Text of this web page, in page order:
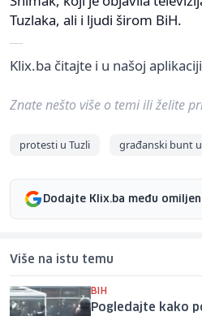
Tuzlaka, ali i ljudi širom BiH.
Klix.ba čitajte i u našoj
Znate nešto više o temi ili želite
protesti u Tuzli građanski bunt
Dodajte Klix.ba među
Više na istu temu
BIH
Pogledajte kako